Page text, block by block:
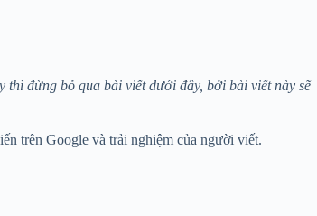
thì đừng bỏ qua bài viết dưới đây, bởi bài viết này sẽ
trên Google và trải nghiệm của người viết.